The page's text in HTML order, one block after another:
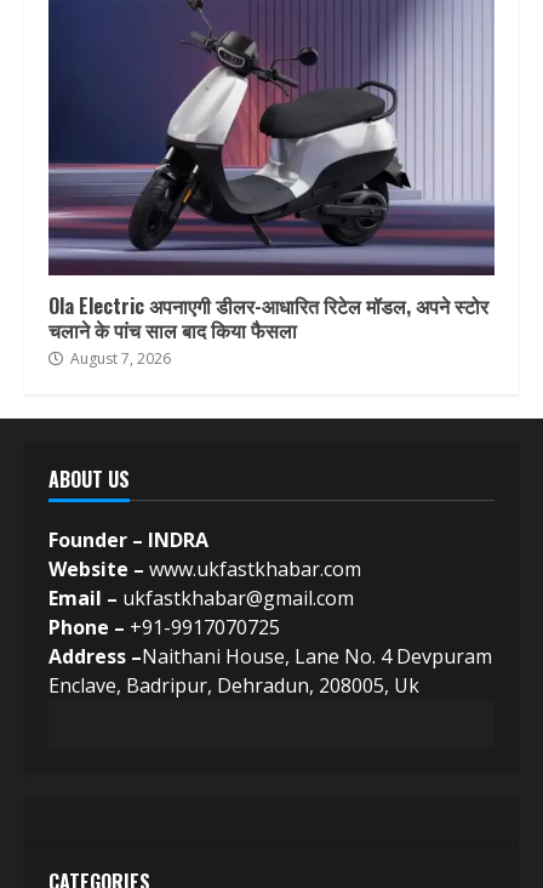
Ola Electric अपनाएगी डीलर-आधारित रिटेल मॉडल, अपने स्टोर
चलाने के पांच साल बाद किया फैसला
August 7, 2026
ABOUT US
Founder – INDRA
Website – www.ukfastkhabar.com
Email – ukfastkhabar@gmail.com
Phone – +91-9917070725
Address –Naithani House, Lane No. 4 Devpuram
Enclave, Badripur, Dehradun, 208005, Uk